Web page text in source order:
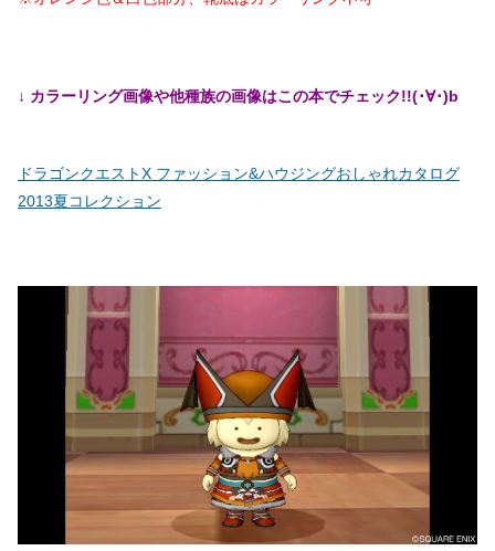
↓ カラーリング画像や他種族の画像はこの本でチェック!!(･∀･)b
ドラゴンクエストX ファッション&ハウジングおしゃれカタログ
2013夏コレクション